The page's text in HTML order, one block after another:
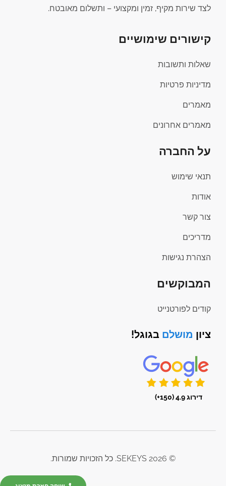
לצד שירות מקיף, זמין ומקצועי – ותשלום מאובטח.
קישורים שימושיים
שאלות ותשובות
מדיניות פרטיות
מאמרים
מאמרים אחרונים
על החברה
תנאי שימוש
אודות
צור קשר
מדריכים
הצהרת נגישות
המבוקשים
קודים לפורטנייט
ציון מושלם בגוגל!
דירוג 4.9 (150+)
© 2026 SEKEYS. כל הזכויות שמורות.